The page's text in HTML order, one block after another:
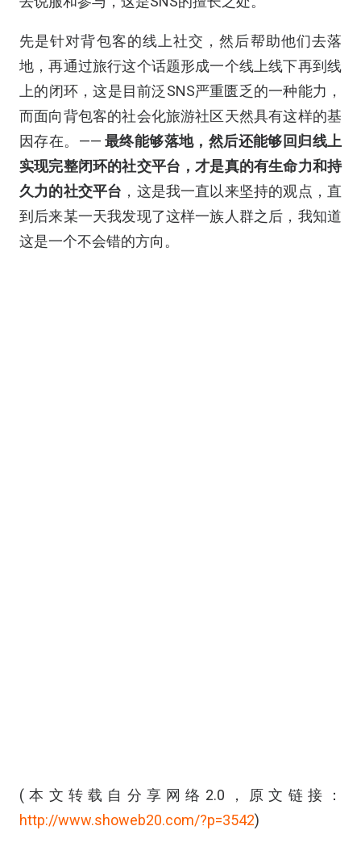
先是针对背包客的线上社交，然后帮助他们去落
地，再通过旅行这个话题形成一个线上线下再到线
上的闭环，这是目前泛SNS严重匮乏的一种能力，
而面向背包客的社会化旅游社区天然具有这样的基
因存在。—— 最终能够落地，然后还能够回归线上
实现完整闭环的社交平台，才是真的有生命力和持
久力的社交平台 ，这是我一直以来坚持的观点，直
到后来某一天我发现了这样一族人群之后，我知道
这是一个不会错的方向。
(本文转载自分享网络2.0，原文链接：
http://www.showeb20.com/?p=3542)